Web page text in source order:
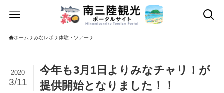
ホーム みなレポ 体験・ツアー
今年も3月1日よりみなチャリ！が
提供開始となりました！！
2020
3/11